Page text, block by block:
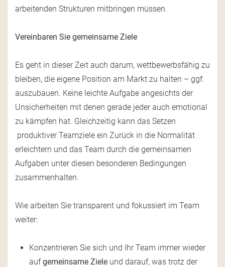
arbeitenden Strukturen mitbringen müssen.
Vereinbaren Sie gemeinsame Ziele
Es geht in dieser Zeit auch darum, wettbewerbsfähig zu
bleiben, die eigene Position am Markt zu halten – ggf.
auszubauen. Keine leichte Aufgabe angesichts der
Unsicherheiten mit denen gerade jeder auch emotional
zu kämpfen hat. Gleichzeitig kann das Setzen
produktiver Teamziele ein Zurück in die Normalität
erleichtern und das Team durch die gemeinsamen
Aufgaben unter diesen besonderen Bedingungen
zusammenhalten.
Wie arbeiten Sie transparent und fokussiert im Team
weiter:
Konzentrieren Sie sich und Ihr Team immer wieder
aufgemeinsame Ziele und darauf, was trotz der